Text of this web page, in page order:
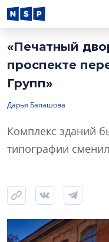
«Печатный
проспекте
Групп»
Дарья Балашова
Комплекс зданий
типографии